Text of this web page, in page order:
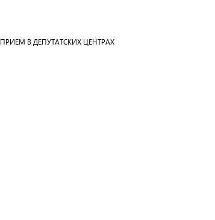
ПРИЕМ В ДЕПУТАТСКИХ ЦЕНТРАХ